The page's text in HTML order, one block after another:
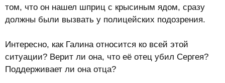
том, что он нашел шприц с крысиным ядом, сразу
должны были вызвать у полицейских подозрения.
Интересно, как Галина относится ко всей этой
ситуации? Верит ли она, что её отец убил Сергея?
Поддерживает ли она отца?